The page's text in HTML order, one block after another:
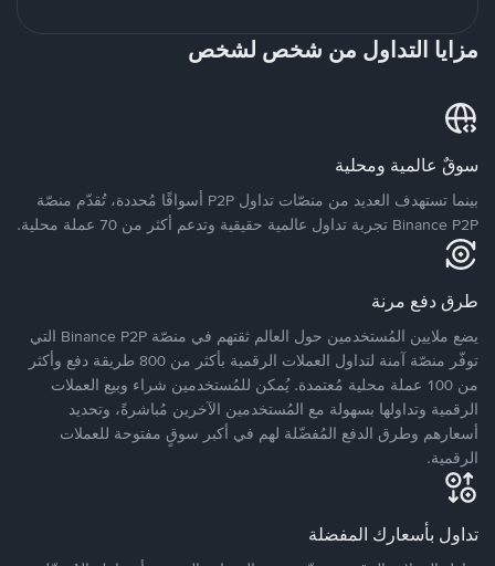
مزايا التداول من شخص لشخص
سوقٌ عالمية ومحلية
بينما تستهدف العديد من منصّات تداول P2P أسواقًا مُحددة، تُقدّم منصّة
Binance P2P تجربة تداول عالمية حقيقية وتدعم أكثر من 70 عملة محلية.
طرق دفع مرنة
يضع ملايين المُستخدمين حول العالم ثقتهم في منصّة Binance P2P التي
توفّر منصّة آمنة لتداول العملات الرقمية بأكثر من 800 طريقة دفع وأكثر
من 100 عملة محلية مُعتمدة. يُمكن للمُستخدمين شراء وبيع العملات
الرقمية وتداولها بسهولة مع المُستخدمين الآخرين مُباشرةً، وتحديد
أسعارهم وطرق الدفع المُفضّلة لهم في أكبر سوقٍ مفتوحة للعملات
الرقمية.
تداول بأسعارك المفضلة